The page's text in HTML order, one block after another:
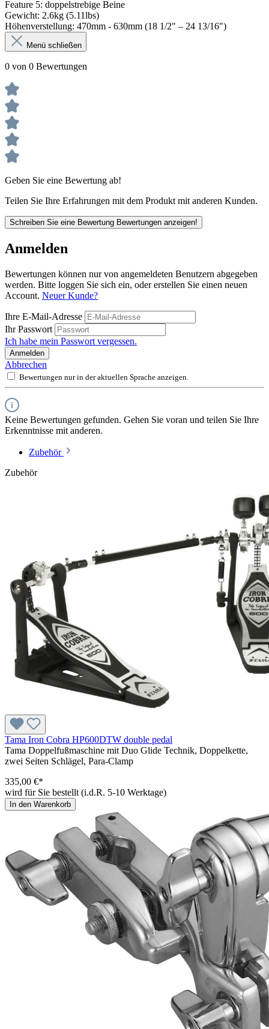
Feature 5: doppelstrebige Beine
Gewicht: 2.6kg (5.11lbs)
Höhenverstellung: 470mm - 630mm (18 1/2" – 24 13/16")
Menü schließen
0 von 0 Bewertungen
Geben Sie eine Bewertung ab!
Teilen Sie Ihre Erfahrungen mit dem Produkt mit anderen Kunden.
Schreiben Sie eine Bewertung Bewertungen anzeigen!
Anmelden
Bewertungen können nur von angemeldeten Benutzern abgegeben
werden. Bitte loggen Sie sich ein, oder erstellen Sie einen neuen
Account. Neuer Kunde?
Ihre E-Mail-Adresse
Ihr Passwort
Ich habe mein Passwort vergessen.
Anmelden
Abbrechen
Bewertungen nur in der aktuellen Sprache anzeigen.
Keine Bewertungen gefunden. Gehen Sie voran und teilen Sie Ihre
Erkenntnisse mit anderen.
Zubehör
Zubehör
Tama Iron Cobra HP600DTW double pedal
Tama Doppelfußmaschine mit Duo Glide Technik, Doppelkette,
zwei Seiten Schlägel, Para-Clamp
335,00 €*
wird für Sie bestellt (i.d.R. 5-10 Werktage)
In den Warenkorb